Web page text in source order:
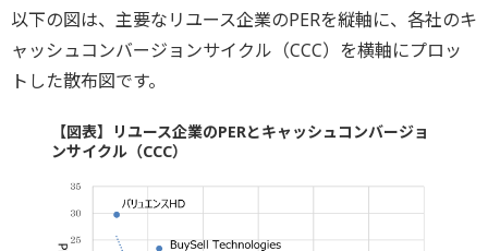
以下の図は、主要なリユース企業のPERを縦軸に、各社のキ
ャッシュコンバージョンサイクル（CCC）を横軸にプロッ
トした散布図です。
【図表】リユース企業のPERとキャッシュコンバージョ
ンサイクル（CCC）